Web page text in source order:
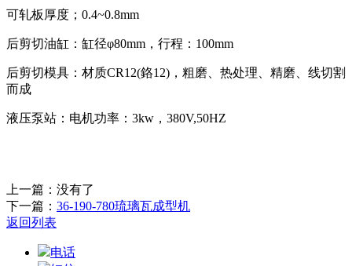
可轧板厚度；0.4~0.8mm
后剪切油缸：缸径φ80mm，行程：100mm
后剪切模具：材质CR12(鉻12)，粗磨、热处理、精磨、线切割
而成
液压泵站：电机功率：3kw，380V,50HZ
上一篇：没有了
下一篇： 36-190-780琉璃瓦成型机
返回列表
电话